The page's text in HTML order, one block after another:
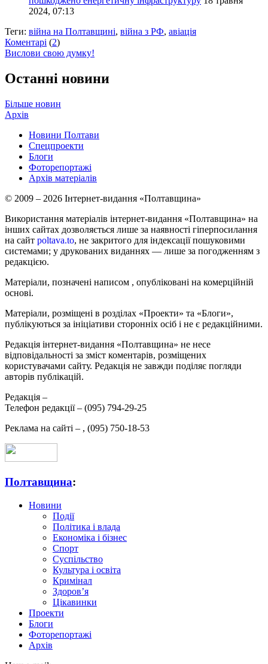
2024, 07:13
Теги: війна на Полтавщині, війна з РФ, авіація
Коментарі (2)
Вислови свою думку!
Останні новини
Більше новин
Архів
Новини Полтави
Спецпроекти
Блоги
Фоторепортажі
Архів матеріалів
© 2009 – 2026 Інтернет-видання «Полтавщина»
Використання матеріалів інтернет-видання «Полтавщина» на
інших сайтах дозволяється лише за наявності гіперпосилання
на сайт poltava.to, не закритого для індексації пошуковими
системами; у друкованих виданнях — лише за погодженням з
редакцією.
Матеріали, позначені написом , опубліковані на комерційній
основі.
Матеріали, розміщені в розділах «Проекти» та «Блоги»,
публікуються за ініціативи сторонніх осіб і не є редакційними.
Редакція інтернет-видання «Полтавщина» не несе
відповідальності за зміст коментарів, розміщених
користувачами сайту. Редакція не завжди поділяє погляди
авторів публікацій.
Редакція –
Телефон редакції – (095) 794-29-25
Реклама на сайті – , (095) 750-18-53
Полтавщина:
Новини
Події
Політика і влада
Економіка і бізнес
Спорт
Суспільство
Культура і освіта
Кримінал
Здоров’я
Цікавинки
Проекти
Блоги
Фоторепортажі
Архів